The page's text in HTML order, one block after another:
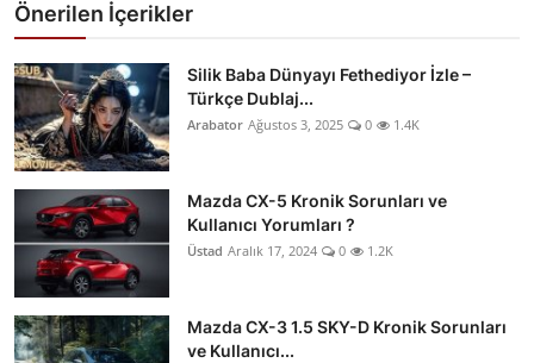
Önerilen İçerikler
Silik Baba Dünyayı Fethediyor İzle –
Türkçe Dublaj...
Arabator Ağustos 3, 2025 0 1.4K
Mazda CX-5 Kronik Sorunları ve
Kullanıcı Yorumları ?
Üstad Aralık 17, 2024 0 1.2K
Mazda CX-3 1.5 SKY-D Kronik Sorunları
ve Kullanıcı...